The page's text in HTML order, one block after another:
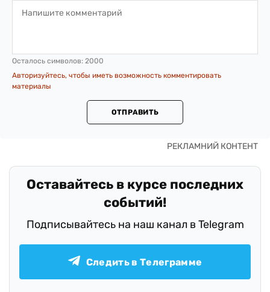
Осталось символов: 2000
Авторизуйтесь, чтобы иметь возможность комментировать
материалы
ОТПРАВИТЬ
Оставайтесь в курсе последних
событий!
Подписывайтесь на наш канал в Telegram
Следить в Телеграмме